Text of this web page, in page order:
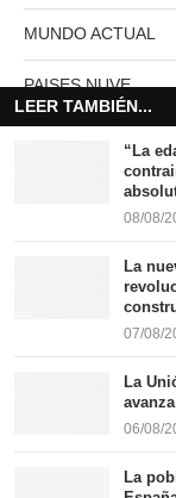
MUNDO ACTUAL
PAISES NUVE
HABITAT RURAL
La población en
Quiénes somos
LEER TAMBIÉN...
“La
08/08/
La
07/08/
La
06/08/
La